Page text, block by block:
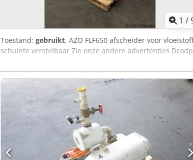
1 /
Toestand: gebruikt, AZO FLF650 afscheider voor
schuinte verstelbaar Zie onze andere advertenties